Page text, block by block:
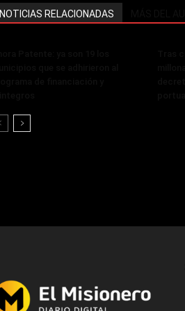
NOTICIAS RELACIONADAS